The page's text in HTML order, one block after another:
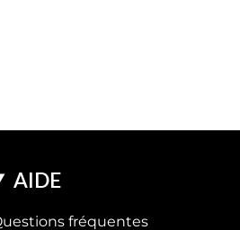
AIDE
fréquentes